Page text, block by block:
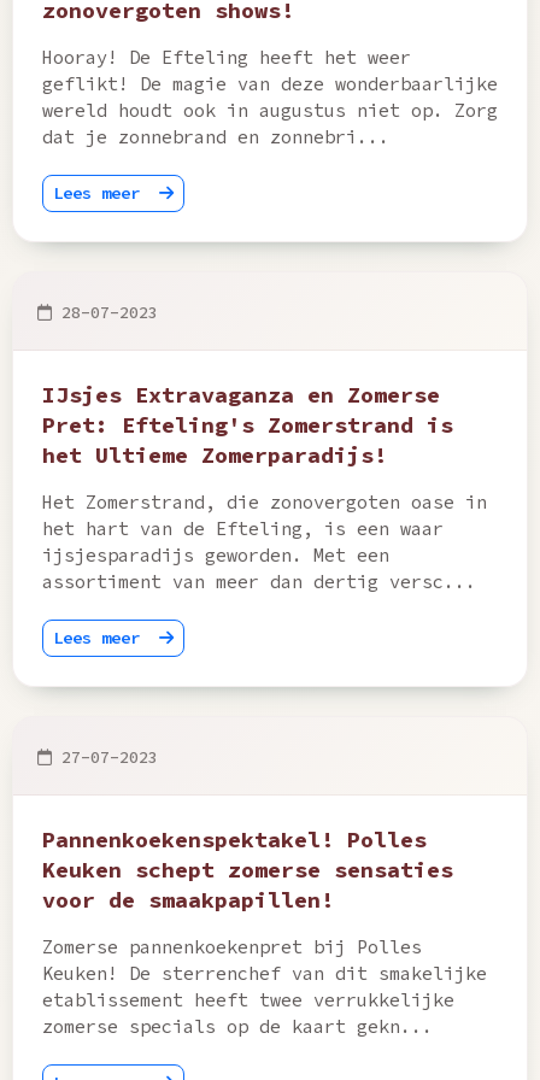
zonovergoten shows!
Hooray! De Efteling heeft het weer
geflikt! De magie van deze wonderbaarlijke
wereld houdt ook in augustus niet op. Zorg
dat je zonnebrand en zonnebri...
Lees meer
28-07-2023
IJsjes Extravaganza en Zomerse
Pret: Efteling's Zomerstrand is
het Ultieme Zomerparadijs!
Het Zomerstrand, die zonovergoten oase in
het hart van de Efteling, is een waar
ijsjesparadijs geworden. Met een
assortiment van meer dan dertig versc...
Lees meer
27-07-2023
Pannenkoekenspektakel! Polles
Keuken schept zomerse sensaties
voor de smaakpapillen!
Zomerse pannenkoekenpret bij Polles
Keuken! De sterrenchef van dit smakelijke
etablissement heeft twee verrukkelijke
zomerse specials op de kaart gekn...